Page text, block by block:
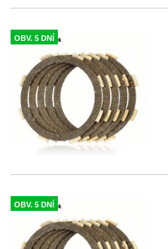
OBV. 5 DNÍ
OBV. 5 DNÍ